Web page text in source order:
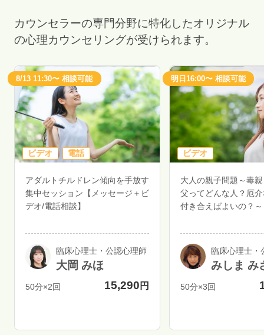
カウンセラーの専門分野に特化したオリジナル
の心理カウンセリングが受けられます。
8/13 11:30〜 相談可能
ビデオ 電話
アダルトチルドレン傾向を手放す
集中セッション【メッセージ＋ビ
デオ/電話相談】
臨床心理士・公認心理師
大岡 みほ
50分×2回 15,290 円
明日16:00〜 相談可能
ビデオ
大人の親子問題～毒
父ってどんな人？厄
付き合えばよいの？～
臨床心理士・
みしま み
50分×3回